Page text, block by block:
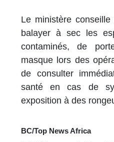
Le ministère conseille
balayer à sec les
contaminés, de
masque lors des
de consulter
santé en cas de
exposition à des
BC/Top News Africa